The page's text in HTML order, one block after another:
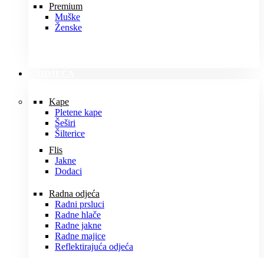
Premium
Muške
Ženske
Kape
Pletene kape
Šeširi
Šilterice
Flis
Jakne
Dodaci
Radna odjeća
Radni prsluci
Radne hlače
Radne jakne
Radne majice
Reflektirajuća odjeća